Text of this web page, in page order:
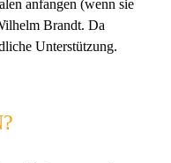
anfangen (wenn sie
Brandt. Da
Unterstützung.